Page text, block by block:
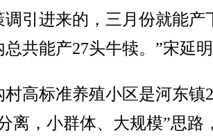
调引进来的，三月份就能产
共能产27头牛犊。”宋延
标准养殖小区是河东镇
离，小群体、大规模”思路